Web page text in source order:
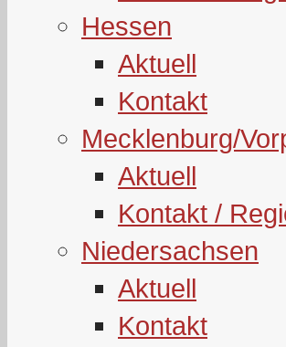
Hessen
Aktuell
Kontakt
Mecklenburg/
Aktuell
Kontakt /
Niedersachsen
Aktuell
Kontakt